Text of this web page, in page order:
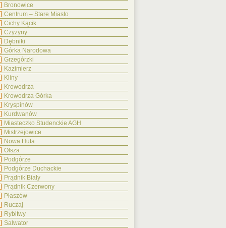
Bronowice
Centrum – Stare Miasto
Cichy Kącik
Czyżyny
Dębniki
Górka Narodowa
Grzegórzki
Kazimierz
Kliny
Krowodrza
Krowodrza Górka
Kryspinów
Kurdwanów
Miasteczko Studenckie AGH
Mistrzejowice
Nowa Huta
Olsza
Podgórze
Podgórze Duchackie
Prądnik Biały
Prądnik Czerwony
Płaszów
Ruczaj
Rybitwy
Salwator